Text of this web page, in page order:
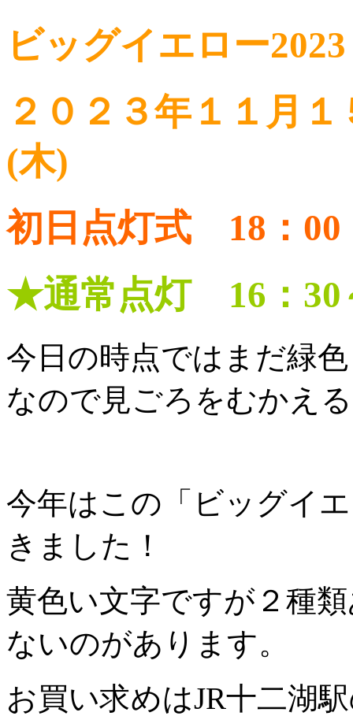
ビッグイエロー2023
２０２３年１１月
(木)
初日点灯式 18：00
★通常点灯 16：30
今日の時点ではまだ緑
なので見ごろをむかえ
今年はこの「ビッグイ
きました！
黄色い文字ですが２種
ないのがあります。
お買い求めはJR十二湖